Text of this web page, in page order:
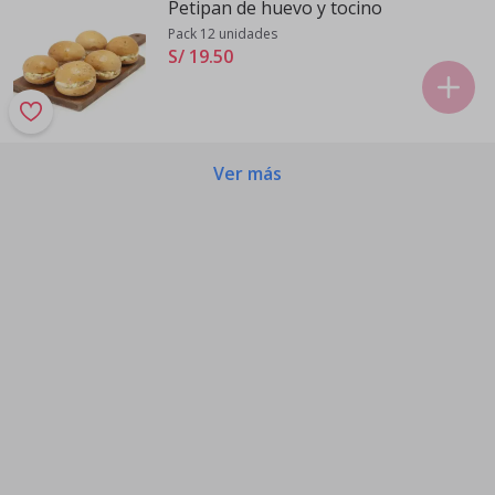
Petipan de huevo y tocino
Pack 12 unidades
S/ 19.50
Ver más